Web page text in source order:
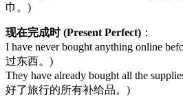
巾。)
现在完成时 (Present Perfect) ：
I have never bought anything online
过东西。)
They have already bought all the
好了旅行的所有补给品。)